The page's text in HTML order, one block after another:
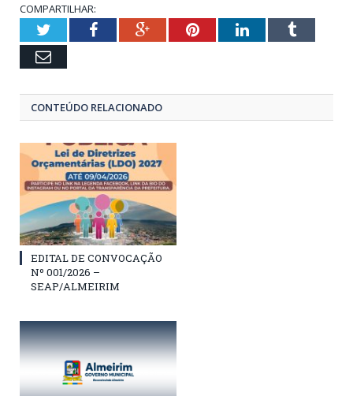
COMPARTILHAR:
TwitterFacebookGoogle+PinterestLinkedInTumblr
Email
CONTEÚDO RELACIONADO
EDITAL DE CONVOCAÇÃO
Nº 001/2026 –
SEAP/ALMEIRIM